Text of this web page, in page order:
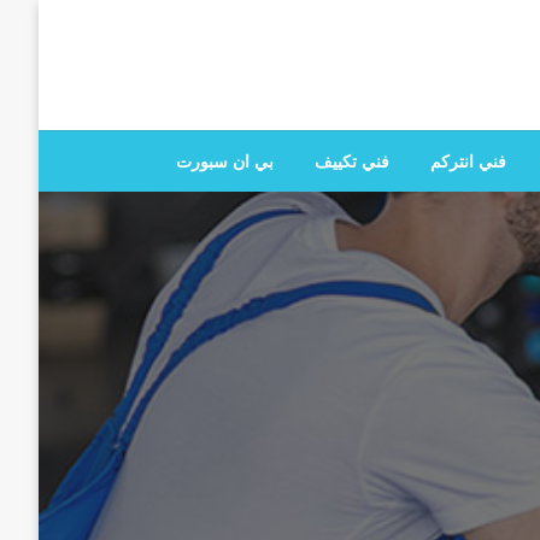
جميع الخدمات المنزلية في الكويت
فني انتركم فني تكييف بي ان سبورت